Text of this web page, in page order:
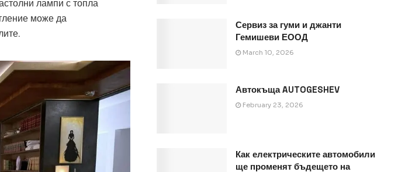
лампи с топла
може да
Сервиз за гуми и джанти
Гемишеви ЕООД
March 10, 2026
Автокъща AUTOGESHEV
February 23, 2026
Как електрическите автомобили
ще променят бъдещето на